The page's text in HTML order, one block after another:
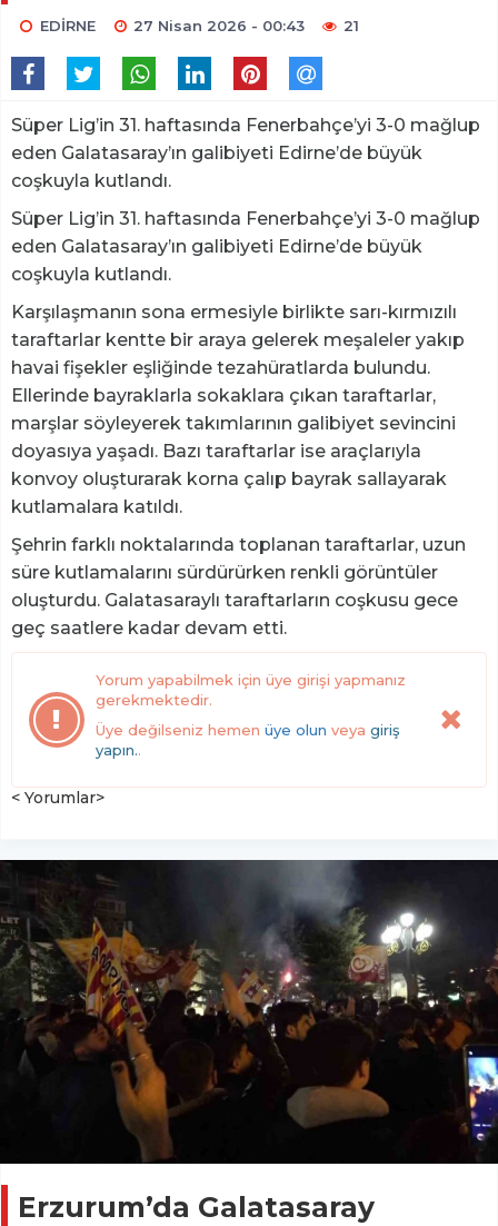
EDİRNE 27 Nisan 2026 - 00:43 21
Süper Lig’in 31. haftasında Fenerbahçe’yi 3-0 mağlup
eden Galatasaray’ın galibiyeti Edirne’de büyük
coşkuyla kutlandı.
Süper Lig’in 31. haftasında Fenerbahçe’yi 3-0 mağlup
eden Galatasaray’ın galibiyeti Edirne’de büyük
coşkuyla kutlandı.
Karşılaşmanın sona ermesiyle birlikte sarı-kırmızılı
taraftarlar kentte bir araya gelerek meşaleler yakıp
havai fişekler eşliğinde tezahüratlarda bulundu.
Ellerinde bayraklarla sokaklara çıkan taraftarlar,
marşlar söyleyerek takımlarının galibiyet sevincini
doyasıya yaşadı. Bazı taraftarlar ise araçlarıyla
konvoy oluşturarak korna çalıp bayrak sallayarak
kutlamalara katıldı.
Şehrin farklı noktalarında toplanan taraftarlar, uzun
süre kutlamalarını sürdürürken renkli görüntüler
oluşturdu. Galatasaraylı taraftarların coşkusu gece
geç saatlere kadar devam etti.
Yorum yapabilmek için üye girişi yapmanız
gerekmektedir.
Üye değilseniz hemen üye olun veya giriş
yapın..
< Yorumlar>
Erzurum’da Galatasaray